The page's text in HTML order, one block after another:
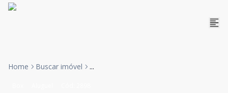
Home Buscar imóvel ...